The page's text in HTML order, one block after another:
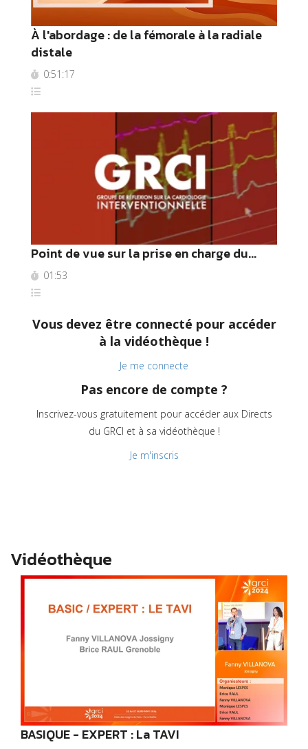
À l'abordage : de la fémorale à la radiale
distale
0:51:17
Point de vue sur la prise en charge du...
01:53
Vous devez être connecté pour accéder
à la vidéothèque !
Je me connecte
Pas encore de compte ?
Inscrivez-vous gratuitement pour accéder aux Directs
du GRCI et à sa vidéothèque !
Je m'inscris
Vidéothèque
BASIQUE - EXPERT : La TAVI